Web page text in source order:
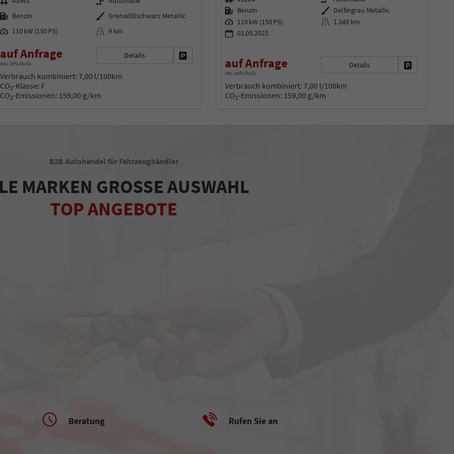
Kraftstoff Benzin Außenfarbe Grenadillschwarz Metallic
Leistung 110 kW (150 PS) Kilometerstand 9 km
auf Anfrage
inkl. 19% MwSt.
Details
Verbrauch kombiniert: 7,00 l/100km
CO2-Klasse: F
CO2-Emissionen: 159,00 g/km
Kraftstoff Benzin Außenfarbe Delfingrau Metallic
Leistung 110 kW (150 PS) Kilometerstand 1.349 km
01.05.2025
auf Anfrage
inkl. 19% MwSt.
Details
Verbrauch kombiniert: 7,00 l/100km
CO2-Emissionen: 159,00 g/km
B2B Autohandel für Fahrzeughändler
MARKEN GROSSE AUSWAHL
TOP ANGEBOTE
Beratung Rufen Sie an